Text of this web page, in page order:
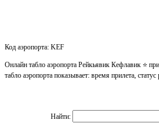
Код аэропорта: KEF
Онлайн табло аэропорта Рейкьявик Кефлавик ⭐
табло аэропорта показывает: время прилета,
Найти: